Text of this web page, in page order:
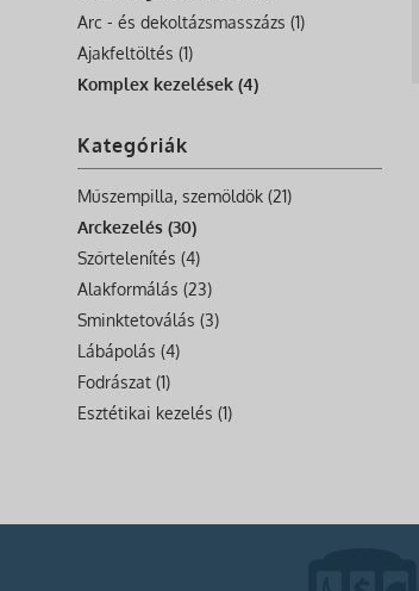
Arc - és dekoltázsmasszázs (1)
Ajakfeltöltés (1)
Komplex kezelések (4)
Kategóriák
Műszempilla, szemöldök (21)
Arckezelés (30)
Szőrtelenítés (4)
Alakformálás (23)
Sminktetoválás (3)
Lábápolás (4)
Fodrászat (1)
Esztétikai kezelés (1)